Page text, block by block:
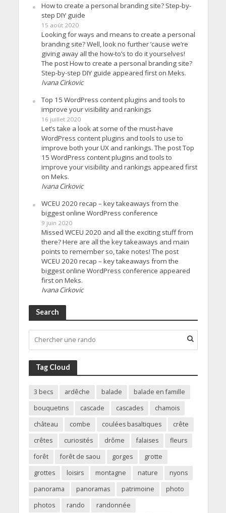
How to create a personal branding site? Step-by-
step DIY guide
15 août 2020
Looking for ways and means to create a personal
branding site? Well, look no further ’cause we’re
giving away all the how-to’s to do it yourselves!
The post How to create a personal branding site?
Step-by-step DIY guide appeared first on Meks.
Ivana Cirkovic
Top 15 WordPress content plugins and tools to
improve your visibility and rankings
16 juillet 2020
Let’s take a look at some of the must-have
WordPress content plugins and tools to use to
improve both your UX and rankings. The post Top
15 WordPress content plugins and tools to
improve your visibility and rankings appeared first
on Meks.
Ivana Cirkovic
WCEU 2020 recap – key takeaways from the
biggest online WordPress conference
9 juin 2020
Missed WCEU 2020 and all the exciting stuff from
there? Here are all the key takeaways and main
points to remember so, take notes! The post
WCEU 2020 recap – key takeaways from the
biggest online WordPress conference appeared
first on Meks.
Ivana Cirkovic
Search
Tag Cloud
3 becs ardêche balade
balade en famille
bouquetins
cascade cascades
chamois
château
combe coulées basaltiques
crête
crêtes
curiosités drôme falaises
fleurs
forêt
forêt de saou gorges
grotte
grottes
loisirs montagne nature
nyons
panorama
panoramas patrimoine
photo
photos
rando
randonnée